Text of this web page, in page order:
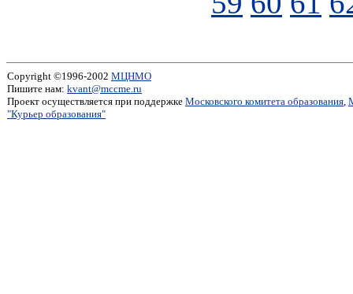
Copyright ©1996-2002 МЦНМО
Пишите нам: kvant@mccme.ru
Проект осуществляется при поддержке Московского комитета образования,
"Курьер образования"